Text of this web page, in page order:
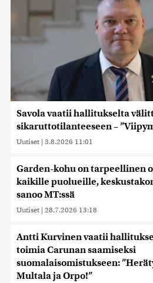
Savola vaatii hallitukselta
sikaruttotilanteeseen –
Uutiset | 3.8.2026 11:01
Garden-kohu on tarpeellinen
kaikille puolueille,
sanoo MT:ssä
Uutiset | 28.7.2026 13:18
Antti Kurvinen vaatii
toimia Carunan saamiseksi
suomalaisomistukseen:
Multala ja Orpo!”